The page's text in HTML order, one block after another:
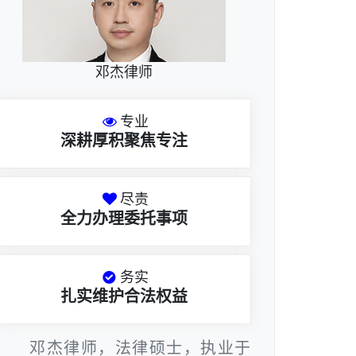
邓杰律师
专业
深耕厚积聚焦专注
尽责
全力办理委托事项
务实
扎实维护合法权益
邓杰律师，法律硕士，执业于